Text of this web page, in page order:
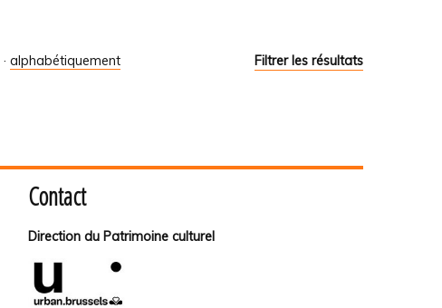
Filtrer les résultats
· alphabétiquement
Contact
Direction du Patrimoine culturel